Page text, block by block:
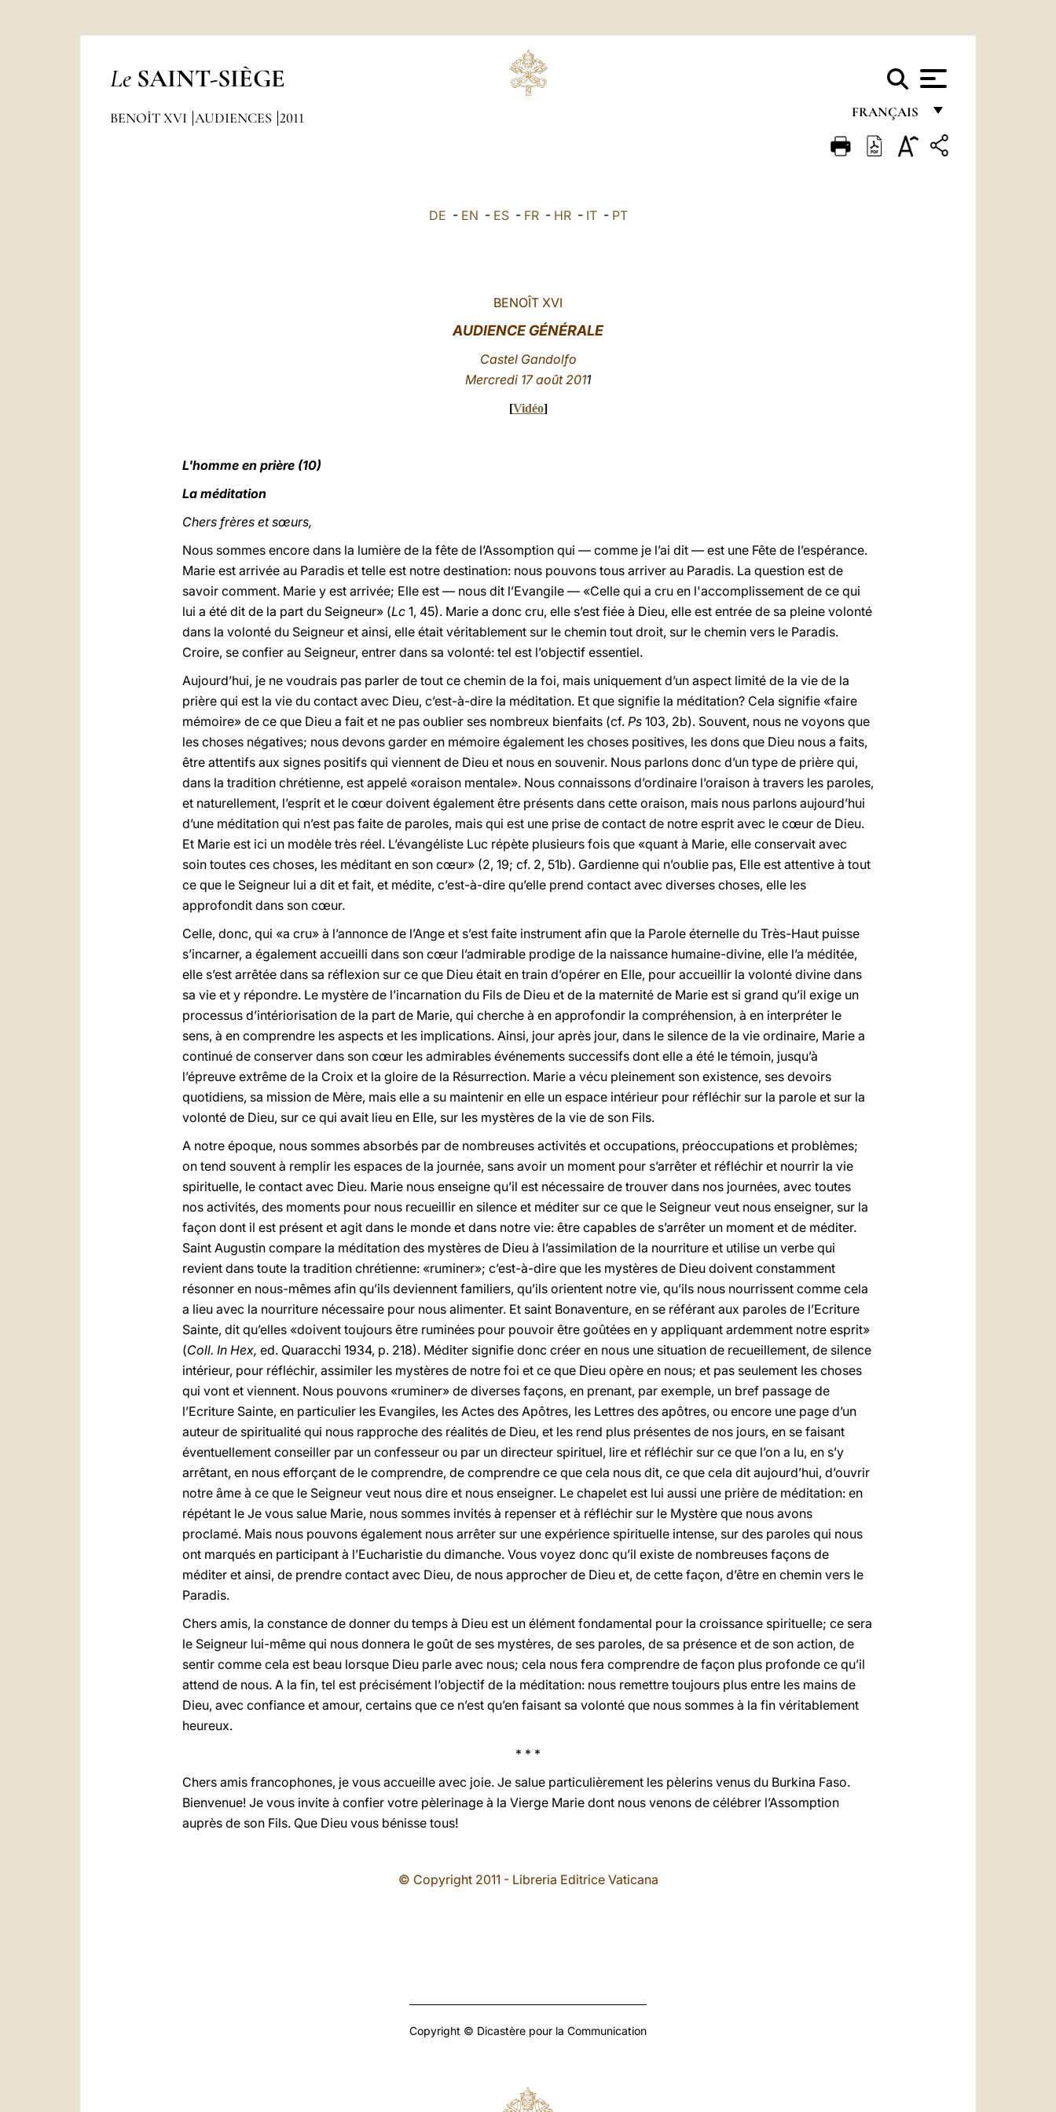
Le SAINT-SIÈGE
FRANÇAIS
FRANÇAIS
BENOÎT XVI AUDIENCES 2011
DE - EN - ES- FR- HR- IT- PT
BENOÎT XVI
AUDIENCE GÉNÉRALE
Castel Gandolfo
Mercredi 17 août 2011
[Vidéo]
L'homme en prière (10)
La méditation
Chers frères et sœurs,
Nous sommes encore dans la lumière de la fête de l’Assomption qui — comme je l’ai dit — est une Fête de l’espérance.
Marie est arrivée au Paradis et telle est notre destination: nous pouvons tous arriver au Paradis. La question est de
savoir comment. Marie y est arrivée; Elle est — nous dit l’Evangile — «Celle qui a cru en l'accomplissement de ce qui
lui a été dit de la part du Seigneur» (Lc 1, 45). Marie a donc cru, elle s’est fiée à Dieu, elle est entrée de sa pleine volonté
dans la volonté du Seigneur et ainsi, elle était véritablement sur le chemin tout droit, sur le chemin vers le Paradis.
Croire, se confier au Seigneur, entrer dans sa volonté: tel est l’objectif essentiel.
Aujourd’hui, je ne voudrais pas parler de tout ce chemin de la foi, mais uniquement d’un aspect limité de la vie de la
prière qui est la vie du contact avec Dieu, c’est-à-dire la méditation. Et que signifie la méditation? Cela signifie «faire
mémoire» de ce que Dieu a fait et ne pas oublier ses nombreux bienfaits (cf. Ps 103, 2b). Souvent, nous ne voyons que
les choses négatives; nous devons garder en mémoire également les choses positives, les dons que Dieu nous a faits,
être attentifs aux signes positifs qui viennent de Dieu et nous en souvenir. Nous parlons donc d’un type de prière qui,
dans la tradition chrétienne, est appelé «oraison mentale». Nous connaissons d’ordinaire l’oraison à travers les paroles,
et naturellement, l’esprit et le cœur doivent également être présents dans cette oraison, mais nous parlons aujourd’hui
d’une méditation qui n’est pas faite de paroles, mais qui est une prise de contact de notre esprit avec le cœur de Dieu.
Et Marie est ici un modèle très réel. L’évangéliste Luc répète plusieurs fois que «quant à Marie, elle conservait avec
soin toutes ces choses, les méditant en son cœur» (2, 19; cf. 2, 51b). Gardienne qui n’oublie pas, Elle est attentive à tout
ce que le Seigneur lui a dit et fait, et médite, c’est-à-dire qu’elle prend contact avec diverses choses, elle les
approfondit dans son cœur.
Celle, donc, qui «a cru» à l’annonce de l’Ange et s’est faite instrument afin que la Parole éternelle du Très-Haut puisse
s’incarner, a également accueilli dans son cœur l’admirable prodige de la naissance humaine-divine, elle l’a méditée,
elle s’est arrêtée dans sa réflexion sur ce que Dieu était en train d’opérer en Elle, pour accueillir la volonté divine dans
sa vie et y répondre. Le mystère de l’incarnation du Fils de Dieu et de la maternité de Marie est si grand qu’il exige un
processus d’intériorisation de la part de Marie, qui cherche à en approfondir la compréhension, à en interpréter le
sens, à en comprendre les aspects et les implications. Ainsi, jour après jour, dans le silence de la vie ordinaire, Marie a
continué de conserver dans son cœur les admirables événements successifs dont elle a été le témoin, jusqu’à
l’épreuve extrême de la Croix et la gloire de la Résurrection. Marie a vécu pleinement son existence, ses devoirs
quotidiens, sa mission de Mère, mais elle a su maintenir en elle un espace intérieur pour réfléchir sur la parole et sur la
volonté de Dieu, sur ce qui avait lieu en Elle, sur les mystères de la vie de son Fils.
A notre époque, nous sommes absorbés par de nombreuses activités et occupations, préoccupations et problèmes;
on tend souvent à remplir les espaces de la journée, sans avoir un moment pour s’arrêter et réfléchir et nourrir la vie
spirituelle, le contact avec Dieu. Marie nous enseigne qu’il est nécessaire de trouver dans nos journées, avec toutes
nos activités, des moments pour nous recueillir en silence et méditer sur ce que le Seigneur veut nous enseigner, sur la
façon dont il est présent et agit dans le monde et dans notre vie: être capables de s’arrêter un moment et de méditer.
Saint Augustin compare la méditation des mystères de Dieu à l’assimilation de la nourriture et utilise un verbe qui
revient dans toute la tradition chrétienne: «ruminer»; c’est-à-dire que les mystères de Dieu doivent constamment
résonner en nous-mêmes afin qu’ils deviennent familiers, qu’ils orientent notre vie, qu’ils nous nourrissent comme cela
a lieu avec la nourriture nécessaire pour nous alimenter. Et saint Bonaventure, en se référant aux paroles de l’Ecriture
Sainte, dit qu’elles «doivent toujours être ruminées pour pouvoir être goûtées en y appliquant ardemment notre esprit»
(Coll. In Hex, ed. Quaracchi 1934, p. 218). Méditer signifie donc créer en nous une situation de recueillement, de silence
intérieur, pour réfléchir, assimiler les mystères de notre foi et ce que Dieu opère en nous; et pas seulement les choses
qui vont et viennent. Nous pouvons «ruminer» de diverses façons, en prenant, par exemple, un bref passage de
l’Ecriture Sainte, en particulier les Evangiles, les Actes des Apôtres, les Lettres des apôtres, ou encore une page d’un
auteur de spiritualité qui nous rapproche des réalités de Dieu, et les rend plus présentes de nos jours, en se faisant
éventuellement conseiller par un confesseur ou par un directeur spirituel, lire et réfléchir sur ce que l’on a lu, en s’y
arrêtant, en nous efforçant de le comprendre, de comprendre ce que cela nous dit, ce que cela dit aujourd’hui, d’ouvrir
notre âme à ce que le Seigneur veut nous dire et nous enseigner. Le chapelet est lui aussi une prière de méditation: en
répétant le Je vous salue Marie, nous sommes invités à repenser et à réfléchir sur le Mystère que nous avons
proclamé. Mais nous pouvons également nous arrêter sur une expérience spirituelle intense, sur des paroles qui nous
ont marqués en participant à l’Eucharistie du dimanche. Vous voyez donc qu’il existe de nombreuses façons de
méditer et ainsi, de prendre contact avec Dieu, de nous approcher de Dieu et, de cette façon, d’être en chemin vers le
Paradis.
Chers amis, la constance de donner du temps à Dieu est un élément fondamental pour la croissance spirituelle; ce sera
le Seigneur lui-même qui nous donnera le goût de ses mystères, de ses paroles, de sa présence et de son action, de
sentir comme cela est beau lorsque Dieu parle avec nous; cela nous fera comprendre de façon plus profonde ce qu’il
attend de nous. A la fin, tel est précisément l’objectif de la méditation: nous remettre toujours plus entre les mains de
Dieu, avec confiance et amour, certains que ce n’est qu’en faisant sa volonté que nous sommes à la fin véritablement
heureux.
* * *
Chers amis francophones, je vous accueille avec joie. Je salue particulièrement les pèlerins venus du Burkina Faso.
Bienvenue! Je vous invite à confier votre pèlerinage à la Vierge Marie dont nous venons de célébrer l’Assomption
auprès de son Fils. Que Dieu vous bénisse tous!
© Copyright 2011 - Libreria Editrice Vaticana
Copyright © Dicastère pour la Communication